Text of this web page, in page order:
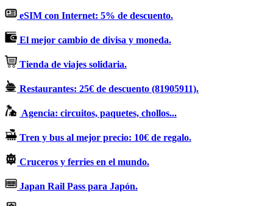
eSIM con Internet: 5% de descuento.
El mejor cambio de divisa y moneda.
Tienda de viajes solidaria.
Restaurantes: 25€ de descuento (81905911).
Agencia: circuitos, paquetes, chollos...
Tren y bus al mejor precio: 10€ de regalo.
Cruceros y ferries en el mundo.
Japan Rail Pass para Japón.